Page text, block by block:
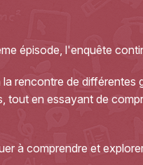
épisode, l'enquête
rencontre de différentes
tout en essayant de
à comprendre et